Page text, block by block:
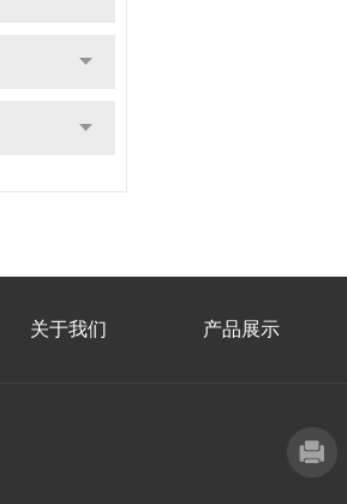
关于我们 产品展示